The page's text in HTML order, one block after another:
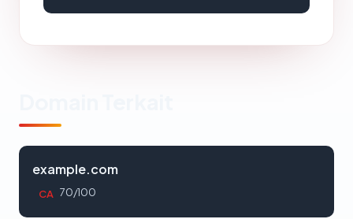
example.com
CA 70/100